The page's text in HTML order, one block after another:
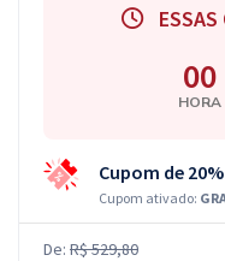
ESSAS
00
HORA
Cupom de
Cupom ativado:
De: R$ 529,80